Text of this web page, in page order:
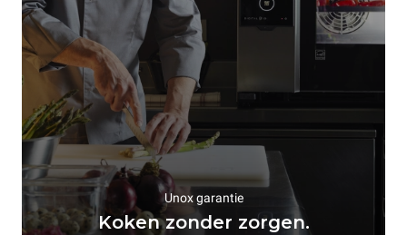
Unox garantie
Koken zonder zorgen.